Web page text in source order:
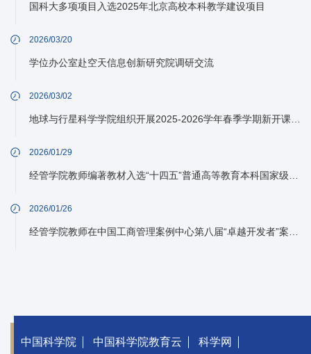
国科大多项项目入选2025年北京高校本科教学建设项目
2026/03/20
学位办公室赴空天信息创新研究院调研交流
2026/03/02
地球与行星科学学院组织开展2025-2026学年春季学期新开课、开新课授课教师试讲会
2026/01/29
经管学院教师编著教材入选“十四五”普通高等教育本科国家级规划教材名单
2026/01/26
经管学院教师在中国工商管理案例中心第八届“卓越开发者”案例大奖赛中获得佳绩
中国科学院 中国科学院教育云 科学网